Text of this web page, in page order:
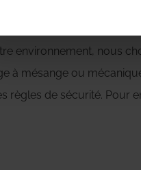
. C’est le cas de notre
et professionnels
environnement, nous
à mésange ou
règles de sécurité. Pour